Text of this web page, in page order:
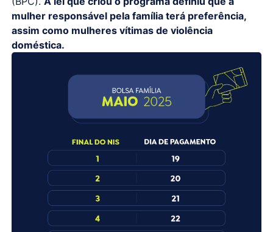
mulher responsável pela família terá preferência,
assim como mulheres vítimas de violência
doméstica.